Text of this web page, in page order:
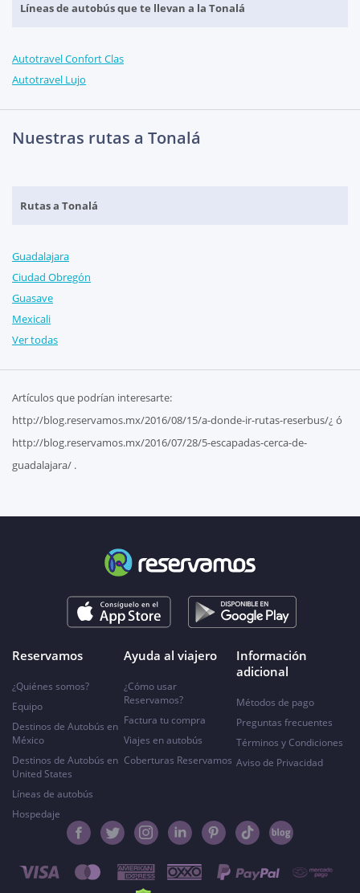
Líneas de autobús que te llevan a la Tonalá
Autotravel Confort Clas
Autotravel Lujo
Nuestras rutas a Tonalá
Rutas a Tonalá
Guadalajara
Ciudad Obregón
Guasave
Mexicali
Ver todas
Artículos que podrían interesarte:
http://blog.reservamos.mx/2016/08/15/a-donde-ir-rutas-reserbus/¿ ó
http://blog.reservamos.mx/2016/07/28/5-escapadas-cerca-de-
guadalajara/ .
Reservamos
¿Quiénes somos?
Equipo
Destinos de Autobús en
México
Destinos de Autobús en
United States
Líneas de autobús
Hospedaje
Ayuda al viajero
¿Cómo usar
Reservamos?
Factura tu compra
Viajes en autobús
Coberturas Reservamos
Información
adicional
Métodos de pago
Preguntas frecuentes
Términos y Condiciones
Aviso de Privacidad